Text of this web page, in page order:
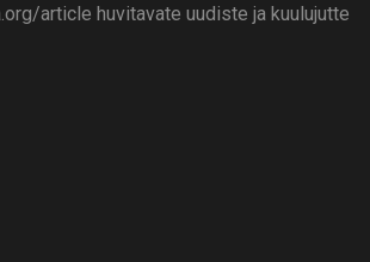
article huvitavate uudiste ja kuulujutte